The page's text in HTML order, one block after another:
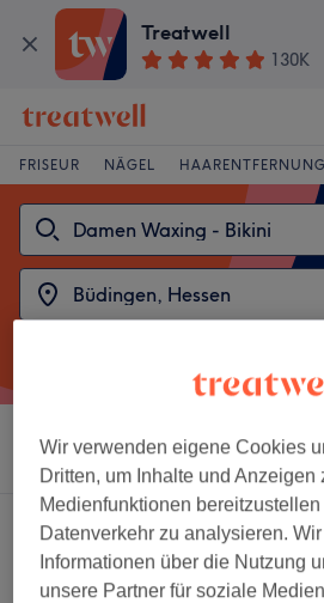
Treatwell
130K
FRISEUR NÄGEL HAARENTFERNUNG
Sortieren nach Beliebiger Preis
2 Salons die anbieten: damen waxing - bikini
Wir verwenden eigene Cookies
Dritten, um Inhalte und Anzeigen
Medienfunktionen
Datenverkehr zu analysieren.
Informationen über die Nutzung
unsere Partner für soziale